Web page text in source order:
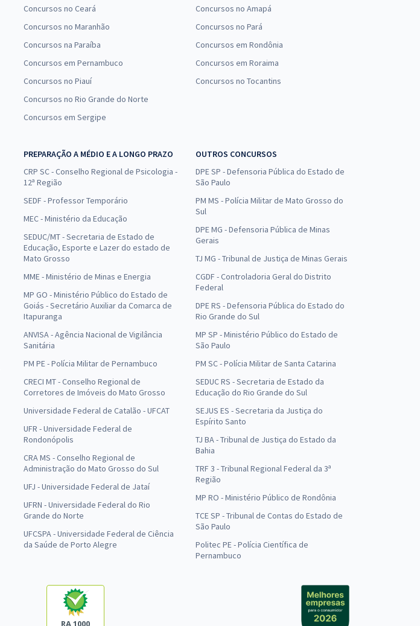
Concursos no Ceará
Concursos no Maranhão
Concursos na Paraíba
Concursos em Pernambuco
Concursos no Piauí
Concursos no Rio Grande do Norte
Concursos em Sergipe
Concursos no Amapá
Concursos no Pará
Concursos em Rondônia
Concursos em Roraima
Concursos no Tocantins
PREPARAÇÃO A MÉDIO E A LONGO PRAZO
CRP SC - Conselho Regional de Psicologia -
12ª Região
SEDF - Professor Temporário
MEC - Ministério da Educação
SEDUC/MT - Secretaria de Estado de
Educação, Esporte e Lazer do estado de
Mato Grosso
MME - Ministério de Minas e Energia
MP GO - Ministério Público do Estado de
Goiás - Secretário Auxiliar da Comarca de
Itapuranga
ANVISA - Agência Nacional de Vigilância
Sanitária
PM PE - Polícia Militar de Pernambuco
CRECI MT - Conselho Regional de
Corretores de Imóveis do Mato Grosso
Universidade Federal de Catalão - UFCAT
UFR - Universidade Federal de
Rondonópolis
CRA MS - Conselho Regional de
Administração do Mato Grosso do Sul
UFJ - Universidade Federal de Jataí
UFRN - Universidade Federal do Rio
Grande do Norte
UFCSPA - Universidade Federal de Ciência
da Saúde de Porto Alegre
OUTROS CONCURSOS
DPE SP - Defensoria Pública do Estado de
São Paulo
PM MS - Polícia Militar de Mato Grosso do
Sul
DPE MG - Defensoria Pública de Minas
Gerais
TJ MG - Tribunal de Justiça de Minas Gerais
CGDF - Controladoria Geral do Distrito
Federal
DPE RS - Defensoria Pública do Estado do
Rio Grande do Sul
MP SP - Ministério Público do Estado de
São Paulo
PM SC - Polícia Militar de Santa Catarina
SEDUC RS - Secretaria de Estado da
Educação do Rio Grande do Sul
SEJUS ES - Secretaria da Justiça do
Espírito Santo
TJ BA - Tribunal de Justiça do Estado da
Bahia
TRF 3 - Tribunal Regional Federal da 3ª
Região
MP RO - Ministério Público de Rondônia
TCE SP - Tribunal de Contas do Estado de
São Paulo
Politec PE - Polícia Científica de
Pernambuco
RA 1000